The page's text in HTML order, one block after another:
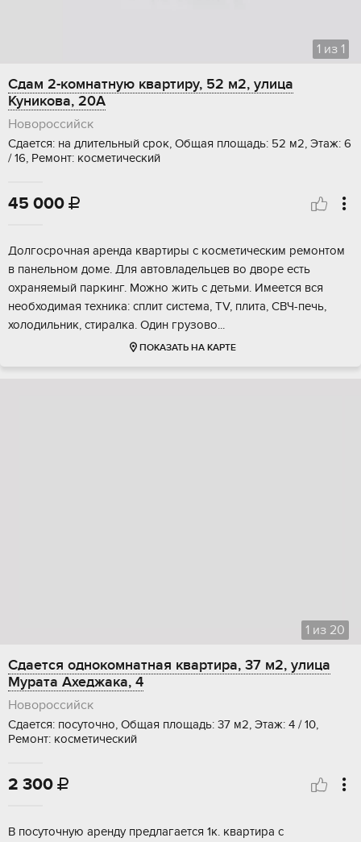
1 из 1
Сдам 2-комнатную квартиру, 52 м2, улица
Куникова, 20А
Новороссийск
Сдается: на длительный срок, Общая площадь: 52 м2, Этаж: 6
/ 16, Ремонт: косметический
45 000 
Долгосрочная аренда квартиры с косметическим ремонтом
в панельном доме. Для автовладельцев во дворе есть
охраняемый паркинг. Можно жить с детьми. Имеется вся
необходимая техника: сплит система, TV, плита, СВЧ-печь,
холодильник, стиралка. Один грузово...
ПОКАЗАТЬ НА КАРТЕ
1 из 20
Сдается однокомнатная квартира, 37 м2, улица
Мурата Ахеджака, 4
Новороссийск
Сдается: посуточно, Общая площадь: 37 м2, Этаж: 4 / 10,
Ремонт: косметический
2 300 
В посуточную аренду предлагается 1к. квартира с